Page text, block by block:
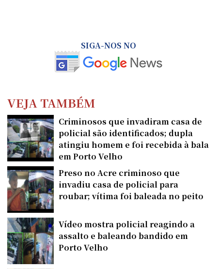
SIGA-NOS NO
VEJA TAMBÉM
Criminosos que invadiram casa de
policial são identificados; dupla
atingiu homem e foi recebida à bala
em Porto Velho
Preso no Acre criminoso que
invadiu casa de policial para
roubar; vítima foi baleada no peito
Vídeo mostra policial reagindo a
assalto e baleando bandido em
Porto Velho